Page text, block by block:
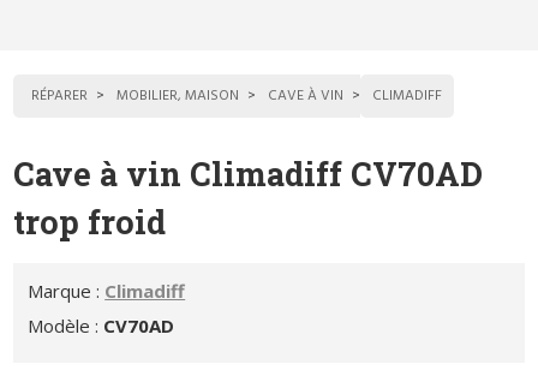
RÉPARER MOBILIER, MAISON CAVE À VIN CLIMADIFF
Cave à vin Climadiff CV70AD
trop froid
Marque : Climadiff
Modèle : CV70AD